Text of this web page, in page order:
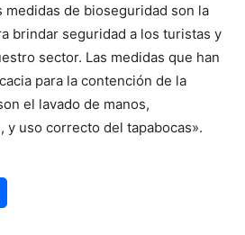
medidas de bioseguridad son la
brindar seguridad a los turistas y
sector. Las medidas que han
para la contención de la
el lavado de manos,
y uso correcto del tapabocas».